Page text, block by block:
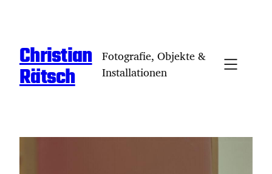
springen
Christian
Rätsch
Fotografie, Objekte &
Installationen